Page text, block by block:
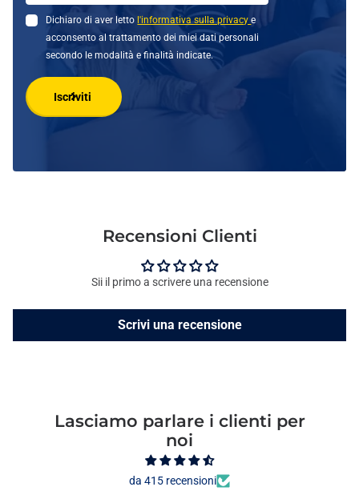
Dichiaro di aver letto l'informativa sulla privacye
acconsento al trattamento dei miei dati personali
secondo le modalità e finalità indicate.
Iscriviti
Recensioni Clienti
Sii il primo a scrivere una recensione
Scrivi una recensione
Lasciamo parlare i clienti per
noi
da 415 recensioni